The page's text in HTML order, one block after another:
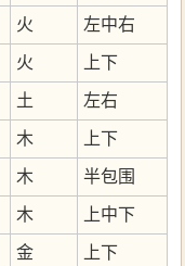
火 左中右
火 上下
土 左右
木 上下
木 半包围
木 上中下
金 上下